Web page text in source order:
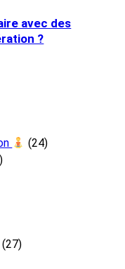
avec des
?
(24)
(27)